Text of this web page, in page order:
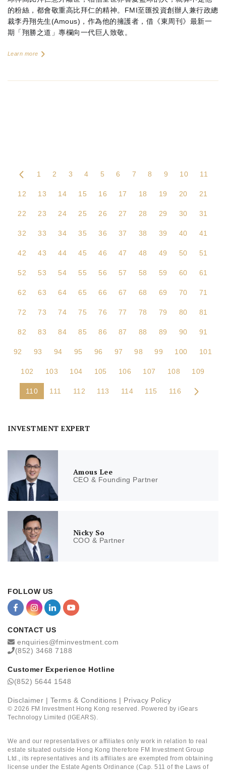
的粉絲，都會敬重高比拜仁的精神。FMI至匯投資創辦人兼行政總
裁李丹翔先生(Amous)，作為他的擁護者，借《東周刊》最新一
期「翔勝之道」專欄向一代巨人致敬。
Learn more
1 2 3 4 5 6 7 8 9 10 11
12 13 14 15 16 17 18 19 20 21
22 23 24 25 26 27 28 29 30 31
32 33 34 35 36 37 38 39 40 41
42 43 44 45 46 47 48 49 50 51
52 53 54 55 56 57 58 59 60 61
62 63 64 65 66 67 68 69 70 71
72 73 74 75 76 77 78 79 80 81
82 83 84 85 86 87 88 89 90 91
92 93 94 95 96 97 98 99 100 101
102 103 104 105 106 107 108 109
110 111 112 113 114 115 116
INVESTMENT EXPERT
Amous Lee
CEO & Founding Partner
Nicky So
COO & Partner
FOLLOW US
CONTACT US
enquiries@fminvestment.com
(852) 3468 7188
Customer Experience Hotline
(852) 5644 1548
Disclaimer | Terms & Conditions | Privacy Policy
© 2026 FM Investment Hong Kong reserved. Powered by iGears
Technology Limited (IGEARS).
We and our representatives or affiliates only work in relation to real
estate situated outside Hong Kong therefore FM Investment Group
Ltd., its representatives and its affiliates are exempted from obtaining
license under the Estate Agents Ordinance (Cap. 511 of the Laws of